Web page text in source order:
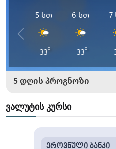
ვალუტის კურსი